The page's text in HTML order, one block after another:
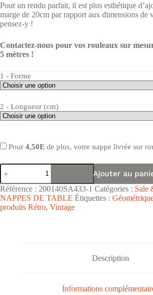
Pour un rendu parfait, il est plus esthétique
marge de 20cm par rapport aux dimensions de
pensez-y !
Contactez-nous pour vos rouleaux sur
5 mètres !
1 - Forme
2 - Longueur (cm)
Pour 4,50E de plus, votre nappe livrée sur
quantité
de
Nappe
de
table
toile
Ajouter au
Référence : 200140SA433-1 Catégories : Sale
NAPPES DE TABLE Étiquettes :
produits Rétro, Vintage
Description
Informations